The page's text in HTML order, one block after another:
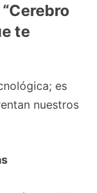
te
es
nuestros